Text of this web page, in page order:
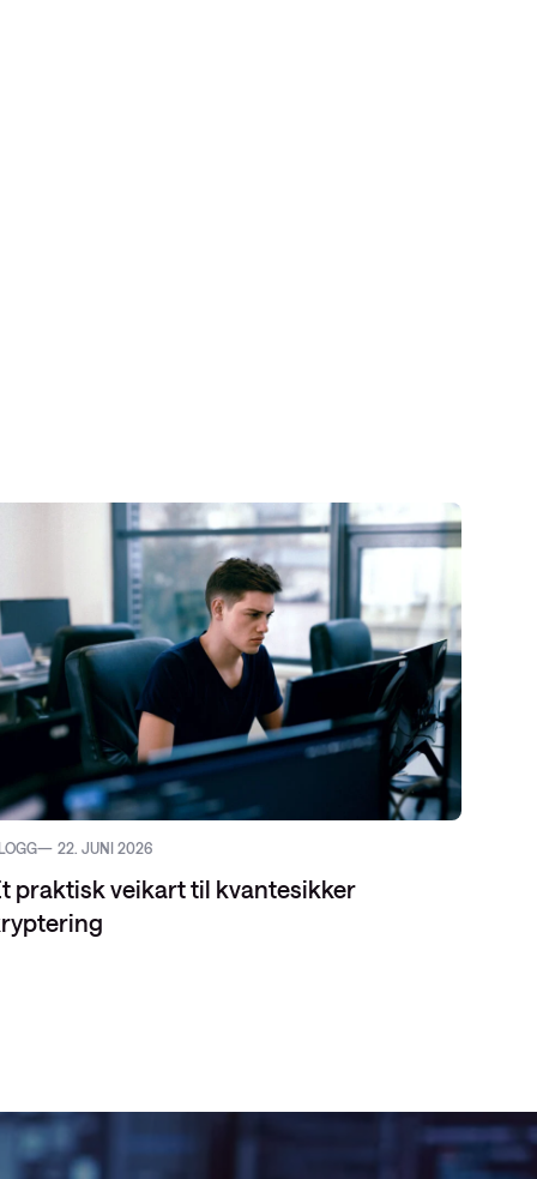
22. JUNI 2026
praktisk veikart til kvantesikker